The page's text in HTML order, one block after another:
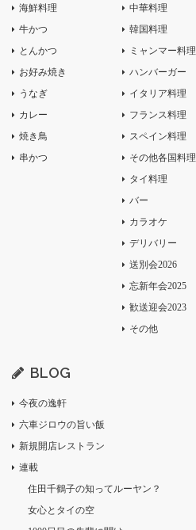
海鮮料理
牛かつ
とんかつ
お好み焼き
うなぎ
カレー
焼き鳥
串かつ
中華料理
韓国料理
ミャンマー料理
ハンバーガー
イタリア料理
フランス料理
スペイン料理
その他各国料理
タイ料理
バー
カラオケ
デリバリー
送別会2026
忘新年会2025
歓送迎会2023
その他
BLOG
今夜の逸軒
六車ジロウの旨い飯
新規開店レストラン
連載
住田千鶴子の知ってルーヤン？
女心とタイの空